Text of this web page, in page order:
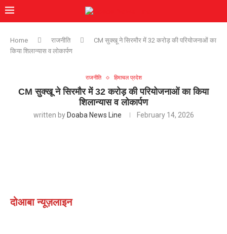
Home राजनीति
CM सुक्खू ने सिरमौर में 32 करोड़ की परियोजनाओं का
किया शिलान्यास व लोकार्पण
राजनीति हिमाचल प्रदेश
CM सुक्खू ने सिरमौर में 32 करोड़ की परियोजनाओं का किया
शिलान्यास व लोकार्पण
written by Doaba News Line February 14, 2026
दोआबा न्यूज़लाइन